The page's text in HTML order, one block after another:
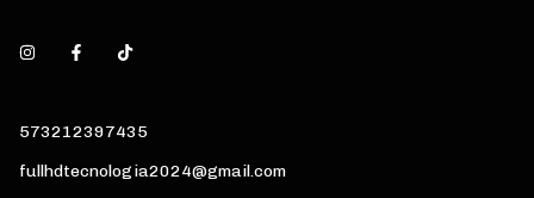
573212397435
fullhdtecnologia2024@gmail.com